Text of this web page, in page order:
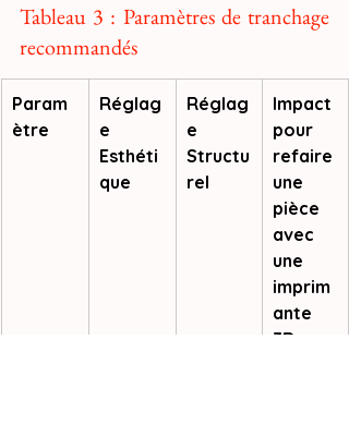
Tableau 3 : Paramètres de tranchage
recommandés
Param
ètre
Réglag
e
Esthéti
que
Réglag
e
Structu
rel
Impact
pour
refaire
une
pièce
avec
une
imprim
ante
3D